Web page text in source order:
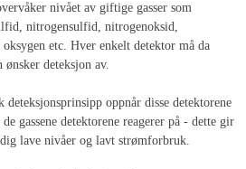
nivået av giftige gasser som
nitrogensulfid, nitrogenoksid,
etc. Hver enkelt detektor må da
ønsker deteksjon av.
oppnår disse detektorene
gassene detektorene reagerer på - dette gir
lave nivåer og lavt strømforbruk.